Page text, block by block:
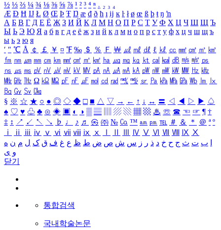
½ ⅓ ⅔ ¼ ¾ ⅛ ⅜ ⅝ ⅞ ¹ ² ³ ⁴ ⁿ ₁ ₂ ₃ ₄
Æ Ð Ħ Ĳ Ł Ø Œ Þ Ŧ Ŋ æ đ ð ħ ı ĳ ĸ ŀ ł ø œ ß þ ŧ ŋ ŉ
А Б В Г Д Е Ё Ж З И Й К Л М Н О П Р С Т У Ф Х Ц Ч Ш Щ Ъ
Ы Ь Э Ю Я а б в г д е ё ж з и й к л м н о п р с т у ф х ц ч ш щ ъ
ы ь э ю я
′ ″ ℃ Å ￠ ￡ ￥ ¤ ℉ ‰ ＄ ％ Ｆ ￦ ㎕ ㎖ ㎗ ℓ ㎘ ㏄ ㎣ ㎤ ㎥ ㎦
㎙ ㎚ ㎛ ㎜ ㎝ ㎞ ㎟ ㎠ ㎡ ㎢ ㏊ ㎍ ㎎ ㎏ ㏏ ㎈ ㎉ ㏈ ㎧ ㎨ ㎰
㎱ ㎲ ㎳ ㎴ ㎵ ㎶ ㎷ ㎸ ㎹ ㎀ ㎁ ㎂ ㎃ ㎄ ㎺ ㎻ ㎽ ㎾ ㎿ ㎐ ㎑
㎒ ㎓ ㎔ Ω ㏀ ㏁ ㎊ ㎋ ㎌ ㏖ ㏅ ㎭ ㎮ ㎯ ㏛ ㎩ ㎪ ㎫ ㎬ ㏝ ㏐
㏓
㏃ ㏉ ㏜ ㏆
§ ※ ☆ ★ ○ ● ◎ ◇ ◆ □ ■ △ ▽ → ← ↑ ↓ ↔ 〓 ◁ ◀ ▷ ▶ ♤
♠ ♡ ♥ ♧ ♣ ⊙ ◈ ▣ ◐ ◑ ▒ ▤ ▨ ▧ ▦ ▩ ♨ ☏ ☎ ☜ ☞ ¶ †
‡ ↕ ↗ ↙ ↖ ↘ ♭ ♩ ♪ ♬ ㉿ ㈜ № ㏇ ™ ㏂ ㏘ ℡ ＃ ＆ ＊ ＠ ª º
ⅰ
ⅱ ⅲ ⅳ ⅴ ⅵ ⅶ ⅷ ⅸ ⅹ Ⅳ Ⅴ Ⅵ Ⅶ Ⅷ Ⅸ Ⅹ
ب ت ث ج ح خ د ذ ر ز س ش ص ض ط ظ ع غ ف ق ک ل م ن ه
و ی
닫기
통합검색
국내학술논문